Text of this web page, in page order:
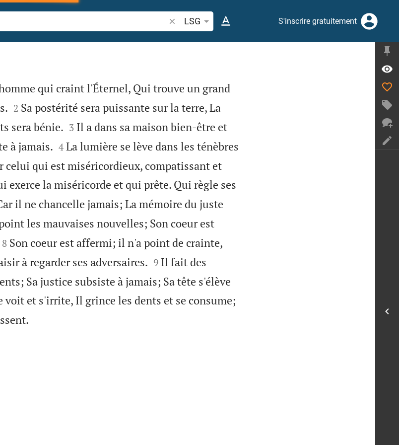
Recherche d'un verset biblique ou mot
LSG S'inscrire gratuitement
qui craint l'Éternel, Qui trouve un grand

2 Sa postérité sera puissante sur la terre, La
sera bénie.
3 Il a dans sa maison bien-être et
à jamais.
4 La lumière se lève dans les ténèbres
celui qui est miséricordieux, compatissant et
exerce la miséricorde et qui prête. Qui règle ses
il ne chancelle jamais; La mémoire du juste
les mauvaises nouvelles; Son coeur est

8 Son coeur est affermi; il n'a point de crainte,
à regarder ses adversaires.
9 Il fait des
Sa justice subsiste à jamais; Sa tête s'élève
voit et s'irrite, Il grince les dents et se consume;
